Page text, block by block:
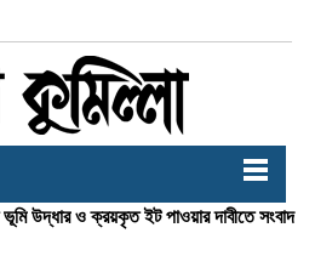
উদ্ধার ও ক্রয়কৃত ইট পাওয়ার দাবীতে সংবাদ